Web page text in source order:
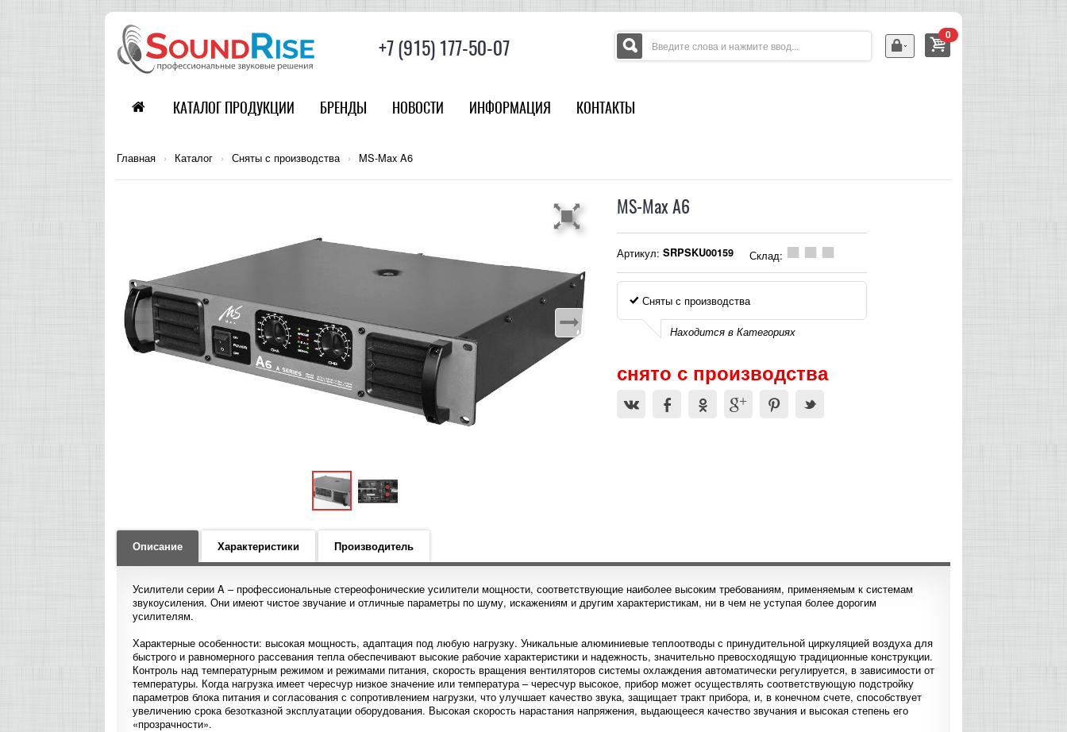
+7 (915) 177-50-07
0
КАТАЛОГ ПРОДУКЦИИ БРЕНДЫ НОВОСТИ ИНФОРМАЦИЯ КОНТАКТЫ
Главная › Каталог › Сняты с производства › MS-Max A6
MS-Max A6
Артикул: SRPSKU00159 Склад:
Сняты с производства
Находится в Категориях
снято с производства
Описание Характеристики Производитель
Усилители серии A – профессиональные стереофонические усилители мощности, соответствующие наиболее высоким требованиям, применяемым к системам
звукоусиления. Они имеют чистое звучание и отличные параметры по шуму, искажениям и другим характеристикам, ни в чем не уступая более дорогим
усилителям.
Характерные особенности: высокая мощность, адаптация под любую нагрузку. Уникальные алюминиевые теплоотводы с принудительной циркуляцией воздуха для
быстрого и равномерного рассевания тепла обеспечивают высокие рабочие характеристики и надежность, значительно превосходящую традиционные конструкции.
Контроль над температурным режимом и режимами питания, скорость вращения вентиляторов системы охлаждения автоматически регулируется, в зависимости от
температуры. Когда нагрузка имеет чересчур низкое значение или температура – чересчур высокое, прибор может осуществлять соответствующую подстройку
параметров блока питания и согласования с сопротивлением нагрузки, что улучшает качество звука, защищает тракт прибора, и, в конечном счете, способствует
увеличению срока безотказной эксплуатации оборудования. Высокая скорость нарастания напряжения, выдающееся качество звучания и высокая степень его
«прозрачности».